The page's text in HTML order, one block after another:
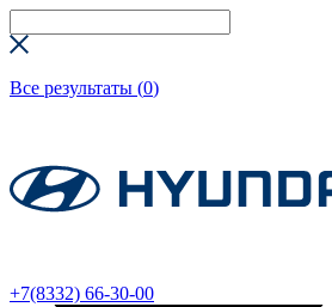
Все результаты (0)
+7(8332) 66-30-00